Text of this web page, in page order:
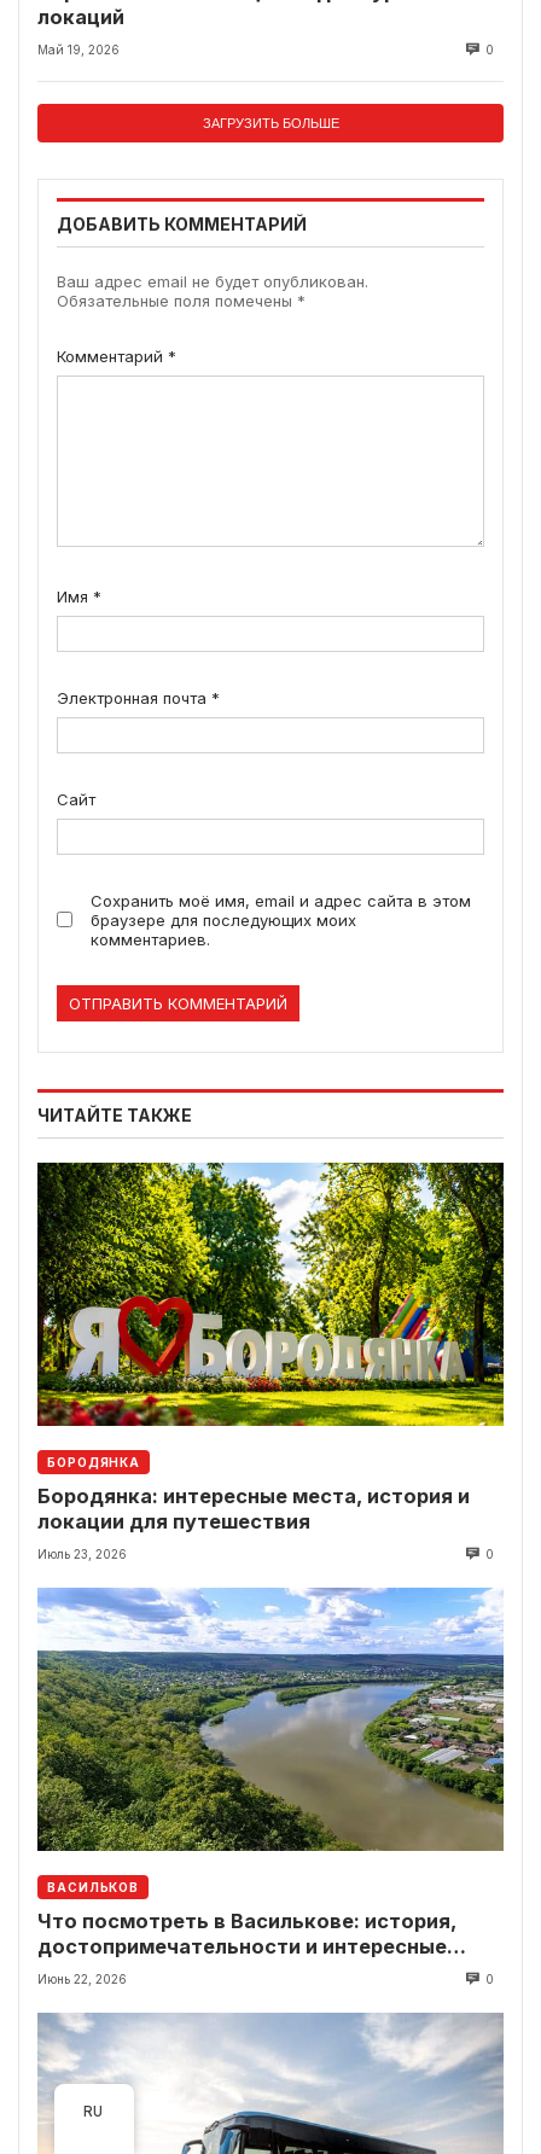
локаций
Май 19, 2026 0
ЗАГРУЗИТЬ БОЛЬШЕ
ДОБАВИТЬ КОММЕНТАРИЙ
Ваш адрес email не будет опубликован.
Обязательные поля помечены *
Комментарий *
Имя *
Электронная почта *
Сайт
Сохранить моё имя, email и адрес сайта в этом
браузере для последующих моих
комментариев.
ЧИТАЙТЕ ТАКЖЕ
БОРОДЯНКА
Бородянка: интересные места, история и
локации для путешествия
Июль 23, 2026 0
ВАСИЛЬКОВ
Что посмотреть в Василькове: история,
достопримечательности и интересные
локации рядом
Июнь 22, 2026 0
RU